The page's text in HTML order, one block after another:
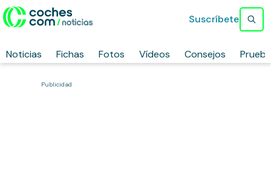
Noticias Fichas Fotos Vídeos Consejos
Suscríbete
Publicidad